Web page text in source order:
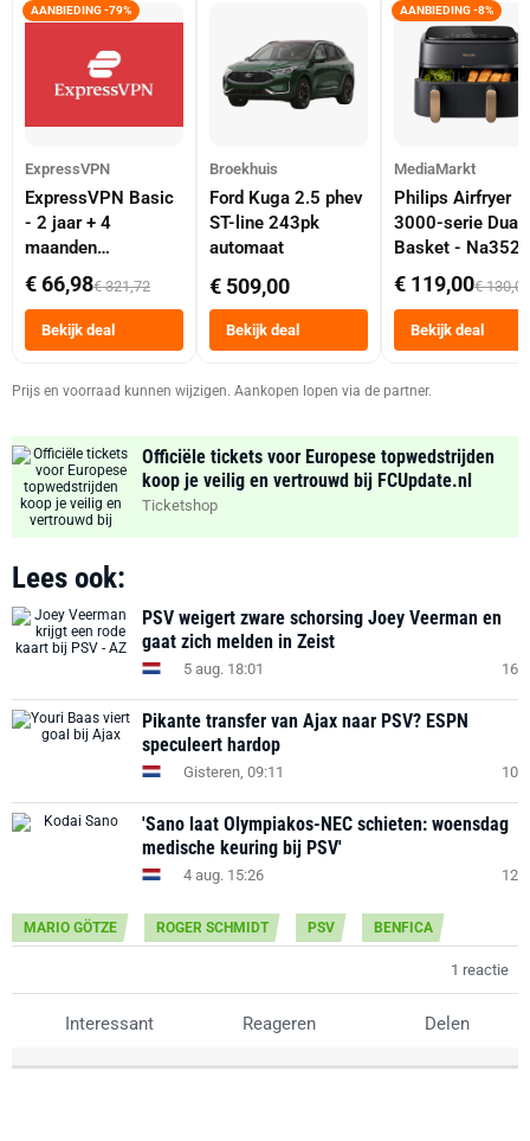
AANBIEDING -79%
ExpressVPN
ExpressVPN Basic
- 2 jaar + 4
maanden
abonnement
€ 66,98€ 321,72
Bekijk deal
Broekhuis
Ford Kuga 2.5 phev
ST-line 243pk
automaat
€ 509,00
Bekijk deal
AANBIEDING -8%
MediaMarkt
Philips Airfryer
3000-serie Dual
Basket -
Dubbele Mand 9
Tot 6 Personen
Heteluchtfriteuse
Zwart
€ 119,00€ 130,00
Bekijk deal
Prijs en voorraad kunnen wijzigen. Aankopen lopen via de partner.
Officiële tickets voor Europese topwedstrijden
koop je veilig en vertrouwd bij FCUpdate.nl
Ticketshop
Lees ook:
PSV weigert zware schorsing Joey Veerman en
gaat zich melden in Zeist
5 aug. 18:01 16
Pikante transfer van Ajax naar PSV? ESPN
speculeert hardop
Gisteren, 09:11 10
'Sano laat Olympiakos-NEC schieten: woensdag
medische keuring bij PSV'
4 aug. 15:26 12
MARIO GÖTZE ROGER SCHMIDT PSV BENFICA
1 reactie
Interessant Reageren Delen